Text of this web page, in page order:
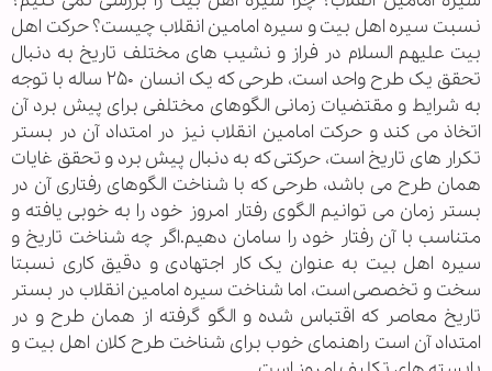
نسبت سیره اهل بیت و سیره امامین انقلاب چیست؟ حرکت اهل
بیت علیهم السلام در فراز و نشیب های مختلف تاریخ به دنبال
تحقق یک طرح واحد است، طرحی که یک انسان ۲۵۰ ساله با توجه
به شرایط و مقتضیات زمانی الگوهای مختلفی برای پیش برد آن
اتخاذ می کند و حرکت امامین انقلاب نیز در امتداد آن در بستر
تکرار های تاریخ است، حرکتی که به دنبال پیش برد و تحقق غایات
همان طرح می باشد، طرحی که با شناخت الگوهای رفتاری آن در
بستر زمان می توانیم الگوی رفتار امروز خود را به خوبی یافته و
متناسب با آن رفتار خود را سامان دهیم.اگر چه شناخت تاریخ و
سیره اهل بیت به عنوان یک کار اجتهادی و دقیق کاری نسبتا
سخت و تخصصی است، اما شناخت سیره امامین انقلاب در بستر
تاریخ معاصر که اقتباس شده و الگو گرفته از همان طرح و در
امتداد آن است راهنمای خوب برای شناخت طرح کلان اهل بیت و